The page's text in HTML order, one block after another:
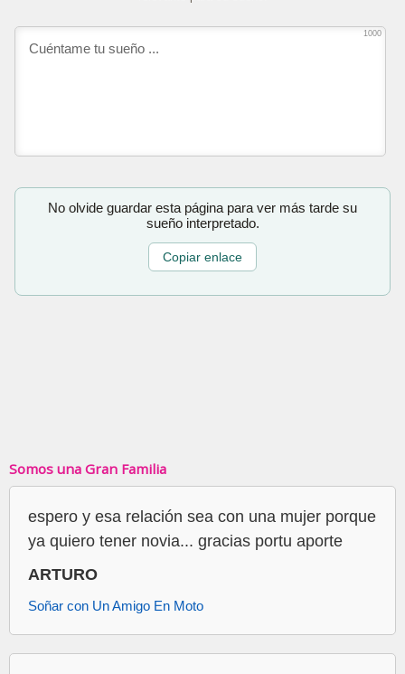
1000
No olvide guardar esta página para ver más tarde su
sueño interpretado.
Copiar enlace
Somos una Gran Familia
espero y esa relación sea con una mujer porque
ya quiero tener novia... gracias portu aporte
ARTURO
Soñar con Un Amigo En Moto